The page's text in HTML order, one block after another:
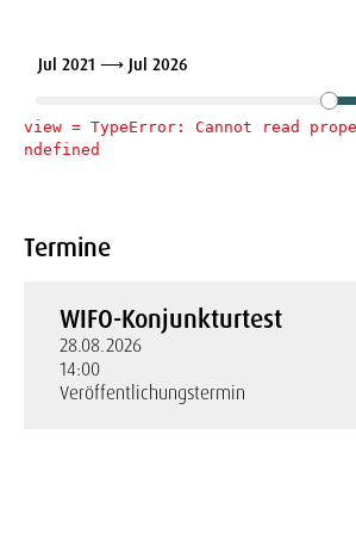
Jul 2021 ⟶ Jul 2026
view = TypeError: Cannot read
ndefined
Termine
WIFO-Konjunkturtest
28.08.2026
14:00
Veröffentlichungstermin